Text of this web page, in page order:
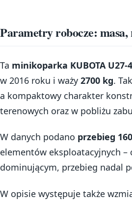
Parametry robocze:
Ta minikoparka KUBOTA
w 2016 roku i waży 2700 kg.
a kompaktowy charakter
terenowych oraz w pobliżu
W danych podano przebieg
elementów eksploatacyjnych
dominującym, przebieg nadal
W opisie występuje także